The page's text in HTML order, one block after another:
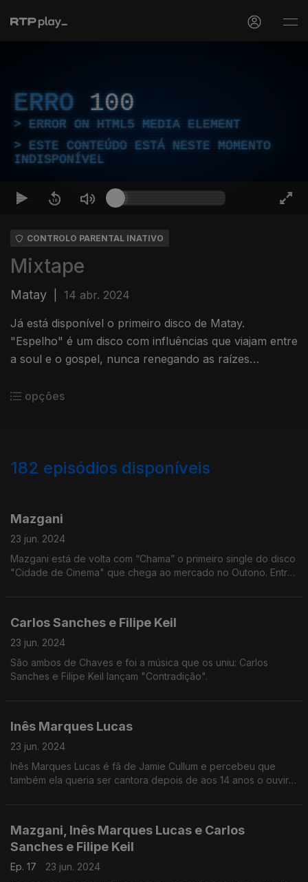
ERRO 100
ERROR ON HTML5 MEDIA ELEMENT
ESTE CONTEÚDO ESTÁ NESTE MOMENTO
INDISPONÍVEL
CONTROLO PARENTAL INATIVO
Mixtape
Matay 14 abr. 2024
Já está disponível o primeiro disco de Matay.
"Espelho" é um disco com influências que viajam entre
a soul e o gospel, nunca renegando as raízes
opções
182 episódios disponíveis
Mazgani
23 jun. 2024
Mazgani está de volta com “Chama” o primeiro single do disco
"Cidade de Cinema" que chega ao mercado no Outono. Entre
Carlos Sanches e Filipe Keil
23 jun. 2024
São ambos de Chaves e foi a música que os uniu: Carlos
Sanches e Filipe Keil lançam "Contradição".
Inês Marques Lucas
23 jun. 2024
Inês Marques Lucas é fã de Jamie Cullum e percebeu que
também ela queria ser cantora depois de aos 14 anos o ouvir
Mazgani, Inês Marques Lucas e Carlos
Sanches e Filipe Keil
Ep. 17
23 jun. 2024